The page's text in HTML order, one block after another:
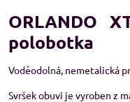
ORLANDO
polobotka
Voděodolná, nemetalická
Svršek obuvi je vyroben z